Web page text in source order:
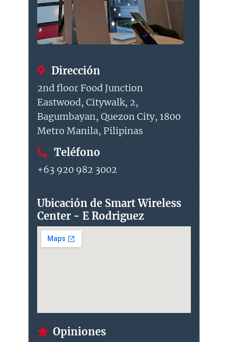
Dirección
2nd floor Food Junction
Eastwood, Citywalk, 2,
Bagumbayan, Quezon City, 1800
Metro Manila, Pilipinas
Teléfono
+63 920 982 3002
Ubicación de Smart Wireless
Center - E Rodriguez
Opiniones